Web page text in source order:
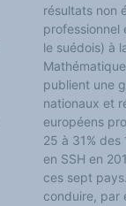
résultats non
professionnel
le suédois) à
publient une
nationaux et
européens
25 à 31%
en SSH en
ces sept
conduire, par